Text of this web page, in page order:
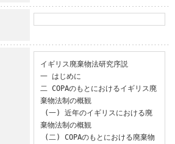
イギリス廃棄物法研究序説
一 はじめに
二 COPAのもとにおけるイギリス廃
棄物法制の概観
棄物法制の概観